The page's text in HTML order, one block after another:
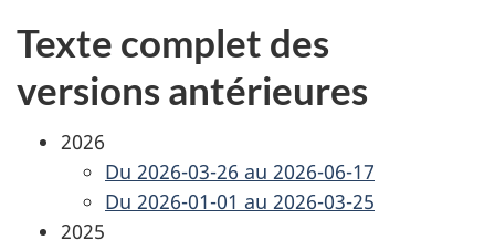
Texte complet des
versions antérieures
2026
Du 2026-03-26 au 2026-06-17
Du 2026-01-01 au 2026-03-25
2025